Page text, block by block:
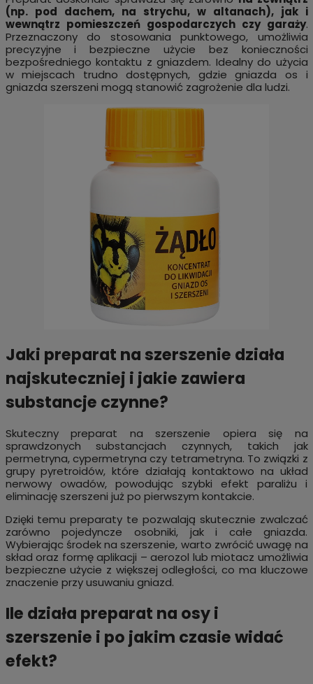
(np. pod dachem, na strychu, w altanach), jak i
wewnątrz pomieszczeń gospodarczych czy garaży.
Przeznaczony do stosowania punktowego, umożliwia
precyzyjne i bezpieczne użycie bez konieczności
bezpośredniego kontaktu z gniazdem. Idealny do użycia
w miejscach trudno dostępnych, gdzie gniazda os i
gniazda szerszeni mogą stanowić zagrożenie dla ludzi.
Jaki preparat na szerszenie działa
najskuteczniej i jakie zawiera
substancje czynne?
Skuteczny preparat na szerszenie opiera się na
sprawdzonych substancjach czynnych, takich jak
permetryna, cypermetryna czy tetrametryna. To związki z
grupy pyretroidów, które działają kontaktowo na układ
nerwowy owadów, powodując szybki efekt paraliżu i
eliminację szerszeni już po pierwszym kontakcie.
Dzięki temu preparaty te pozwalają skutecznie zwalczać
zarówno pojedyncze osobniki, jak i całe gniazda.
Wybierając środek na szerszenie, warto zwrócić uwagę na
skład oraz formę aplikacji – aerozol lub miotacz umożliwia
bezpieczne użycie z większej odległości, co ma kluczowe
znaczenie przy usuwaniu gniazd.
Ile działa preparat na osy i
szerszenie i po jakim czasie widać
efekt?